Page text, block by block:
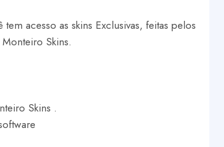
acesso as skins Exclusivas, feitas pelos
Skins.
Skins .